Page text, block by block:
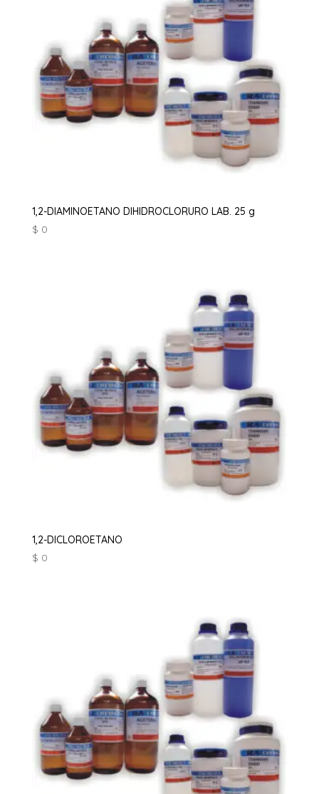
1,2-DIAMINOETANO DIHIDROCLORURO LAB. 25 g
$ 0
1,2-DICLOROETANO
$ 0